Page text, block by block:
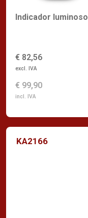
Indicador luminoso
€ 82,56
excl. IVA
€ 99,90
incl. IVA
KA2166